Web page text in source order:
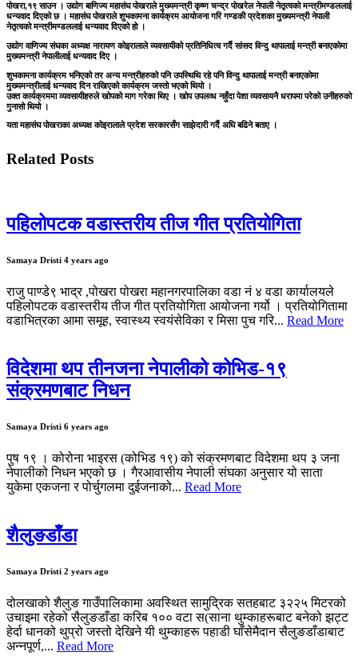
पोखरा,१९ साउन । उद्योग बाणिज्य महासंघ पोखराले मुख्यमन्त्री कृष्ण चन्द्र पोखरेल नेपाली नेतृत्वको मन्त्रीमण्डललाई
धन्यवाद दिएको छ । महासंघ पोखराले शुभकामना कार्यक्रम आयोजना गरि गण्डकी प्रदेशका मुख्यमन्त्री नेपाली
नेतृत्वको मन्त्रीमण्डललाई धन्यवाद दिएको हो ।
उद्योग वाणिज्य संघका अध्यक्ष नारायण कोइरालाले व्यवसायीको प्रतिनिधित्व गर्दै सांसद विन्दु थापालाई मन्त्री बनाएकोमा
मुख्यमन्त्री नेपालीलाई धन्यवाद दिए ।
शुभकामना कार्यक्रम भनिएको तर अन्य मन्त्रीहरुको पनि उपस्थिथि रहे पनि विन्दु थापालाई मन्त्री बनाएकोमा
मुख्यमन्त्रीलाई धन्यवाद दिन राखिएको कार्यक्रम जस्तो भएको थियो ।
उक्त कार्यक्रममा व्यवसायीहरुले खोपको माग गरेका थिए । खोप उपलव्ध नहुँदा पेशा व्यवसायनै धरापमा परेको उनीहरुको
गुनासो थियो ।
यता महासंघ पोखराका अध्यक्ष कोइरालाले प्रदेश सरकारसँग साझेदारी गर्दै अघि बढिने बताए ।
Related Posts
पहिलोपटक वडास्तरीय तीज गीत प्रतियोगिता
Samaya Dristi 4 years ago
राजु पाण्डे९ भाद्र ,पोखरा पोखरा महानगरपालिका वडा नं ४ वडा कार्यालयले
पहिलोपटक वडास्तरीय तीज गीत प्रतियोगिता आयोजना गर्यो । प्रतियोगितामा
वडाभित्रका आमा समूह, स्वास्थ्य स्वयंसेविका र मिसा पुच गरि... Read More
विदेशमा थप तीनजना नेपालीको कोभिड-१९
संक्रमणबाट निधन
Samaya Dristi 6 years ago
पुष १९ । कोरोना भाइरस (कोभिड १९) को संक्रमणबाट विदेशमा थप ३ जना
नेपालीको निधन भएको छ । गैरआवासीय नेपाली संघका अनुसार यो साता
युकेमा एकजना र पोर्चुगलमा दुईजनाको... Read More
शैलुङडाँडा
Samaya Dristi 2 years ago
दोलखाको शैलुङ गाउँपालिकामा अवस्थित सामुद्रिक सतहबाट ३२२५ मिटरको
उचाइमा रहेको सैलुङडाँडा करिब १०० वटा स(साना थुम्काहरूबाट बनेको झट्ट
हेर्दा धानको थुप्रो जस्तो देखिने यी थुम्काहरू पहाडी घाँसेमैदान सैलुङडाँडाबाट
अन्नपूर्ण,... Read More